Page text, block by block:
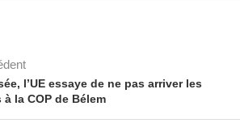
l’UE essaye de ne pas arriver les
la COP de Bélem